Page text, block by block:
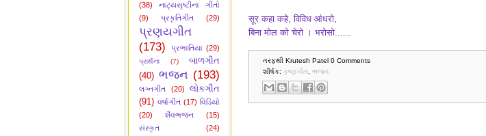
(38)
નાટ્યસૃષ્ટીના ગીતો
(9)
પ્રકૃતિગીત (29)
પ્રણયગીત
(173)
પ્રભાતિયા (29)
પ્રાર્થના (7)
બાળગીત
(40) ભજન (193)
લગ્નગીત (20)
લોકગીત
(91) વર્ષાગીત (17) વિડિયો
(20)
શૈવભજન
(15)
સંસ્કૃત
(24)
सूर कहा कहे, विविध आंधरो,
बिना मोल को चेरो । भरोसो......
તરફથી Krutesh Patel 0 Comments
શીર્ષક: કૃષ્ણગીત ભજન